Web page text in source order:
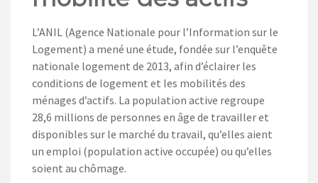
CONTACT
L’ANIL (Agence Nationale pour l’Information sur le
Logement) a mené une étude, fondée sur l’enquête
nationale logement de 2013, afin d’éclairer les
conditions de logement et les mobilités des
ménages d’actifs. La population active regroupe
28,6 millions de personnes en âge de travailler et
disponibles sur le marché du travail, qu’elles aient
un emploi (population active occupée) ou qu’elles
soient au chômage.